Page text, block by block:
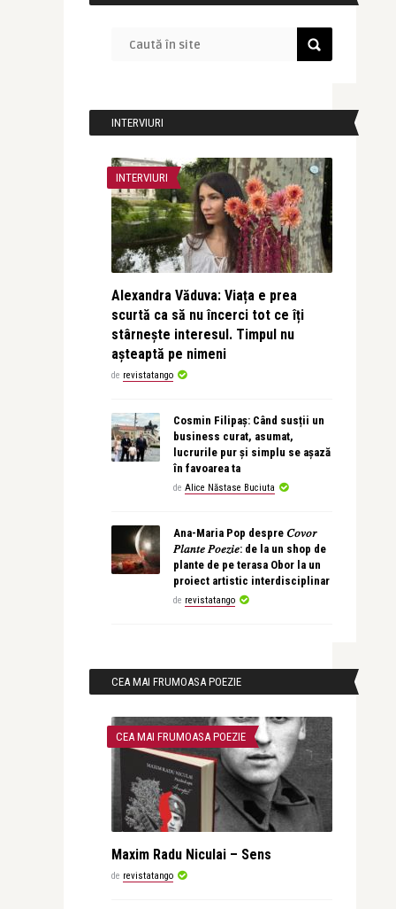
INTERVIURI
INTERVIURI
Alexandra Văduva: Viața e prea
scurtă ca să nu încerci tot ce îți
stârnește interesul. Timpul nu
așteaptă pe nimeni
de revistatango
Cosmin Filipaș: Când susții un
business curat, asumat,
lucrurile pur și simplu se așază
în favoarea ta
de Alice Năstase Buciuta
Ana-Maria Pop despre 𝐶𝑜𝑣𝑜𝑟
𝑃𝑙𝑎𝑛𝑡𝑒 𝑃𝑜𝑒𝑧𝑖𝑒: de la un shop de
plante de pe terasa Obor la un
proiect artistic interdisciplinar
de revistatango
CEA MAI FRUMOASA POEZIE
CEA MAI FRUMOASA POEZIE
Maxim Radu Niculai – Sens
de revistatango